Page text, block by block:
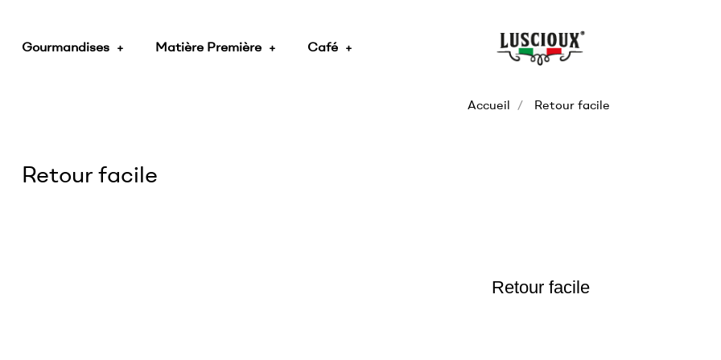
Gourmandises Matière Première Café
Accueil Retour facile
Retour facile
Retour facile